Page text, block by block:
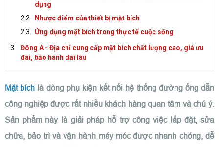
dụng
Nhược điểm của thiết bị mặt bích
Ứng dụng mặt bích trong thực tế cuộc sống
Đông A - Địa chỉ cung cấp mặt bích chất lượng cao, giá ưu
đãi, bảo hành dài lâu
Mặt bích là dòng phụ kiện kết nối hệ thống đường ống dẫn
công nghiệp được rất nhiều khách hàng quan tâm và chú ý.
Sản phẩm này là giải pháp hỗ trợ công việc lắp đặt, sửa
chữa, bảo trì và vận hành máy móc được nhanh chóng, dễ